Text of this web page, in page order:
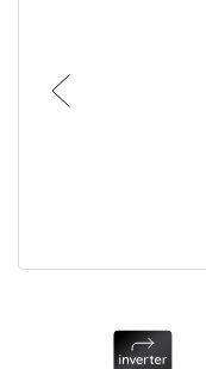
О Hotpoint
8 800 3333 887